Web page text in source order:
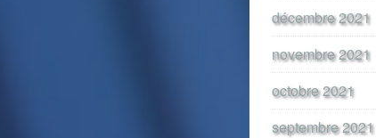
décembre 2021
novembre 2021
octobre 2021
septembre 2021